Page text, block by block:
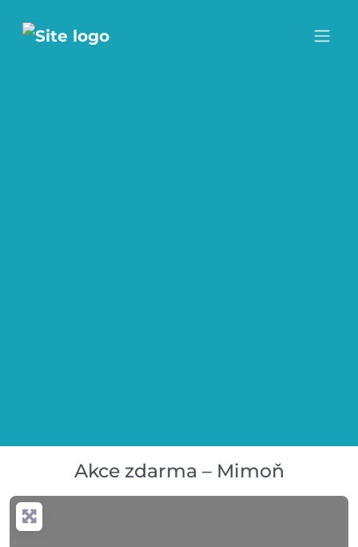
Akce zdarma – Mimoň